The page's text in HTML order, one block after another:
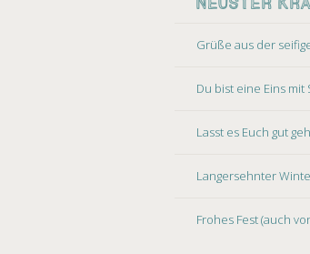
Grüße aus der
Du bist eine Eins mit
Lasst es Euch gut
Langersehnter
Frohes Fest (auch